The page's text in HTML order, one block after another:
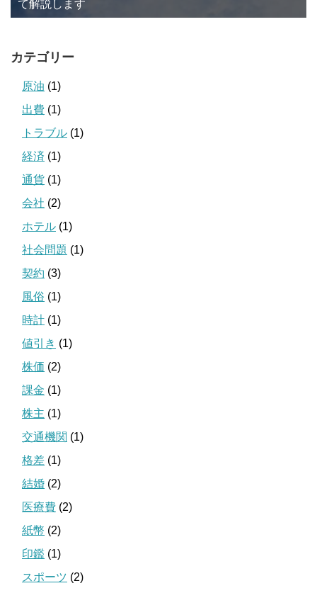
て解説します
カテゴリー
原油 (1)
出費 (1)
トラブル (1)
経済 (1)
通貨 (1)
会社 (2)
ホテル (1)
社会問題 (1)
契約 (3)
風俗 (1)
時計 (1)
値引き (1)
株価 (2)
課金 (1)
株主 (1)
交通機関 (1)
格差 (1)
結婚 (2)
医療費 (2)
紙幣 (2)
印鑑 (1)
スポーツ (2)